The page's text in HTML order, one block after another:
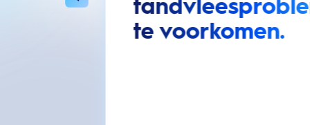
te voorkomen.